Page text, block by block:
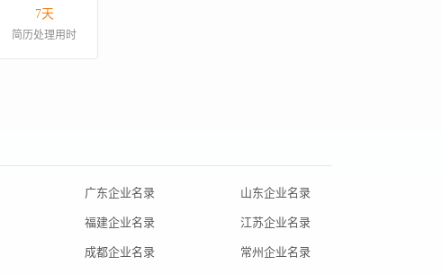
7天
简历处理用时
广东企业名录 山东企业名录
福建企业名录 江苏企业名录
成都企业名录 常州企业名录